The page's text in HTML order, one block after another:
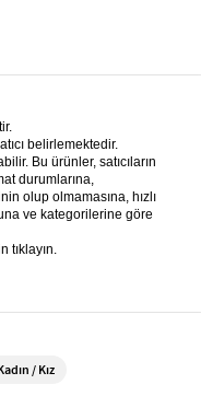
belirlemektedir.
Bu ürünler, satıcıların
durumlarına,
olup olmamasına, hızlı
ve kategorilerine göre
/ Kız